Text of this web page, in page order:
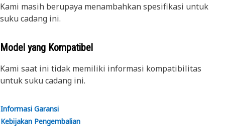
Kami masih berupaya menambahkan spesifikasi untuk
suku cadang ini.
Model yang Kompatibel
Kami saat ini tidak memiliki informasi kompatibilitas
untuk suku cadang ini.
Informasi Garansi
Kebijakan Pengembalian